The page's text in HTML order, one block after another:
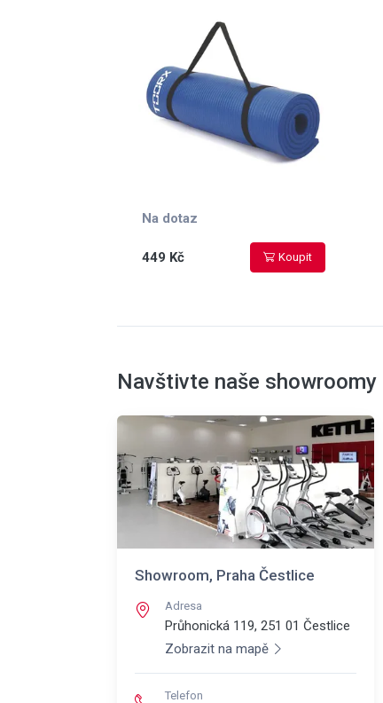
Na dotaz
449 Kč Koupit
Navštivte naše showroomy
Showroom, Praha Čestlice
Adresa
Průhonická 119, 251 01 Čestlice
Zobrazit na mapě
Telefon